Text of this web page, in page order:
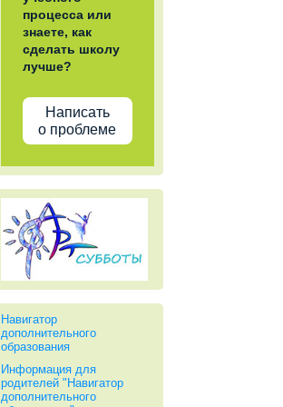
процесса или
знаете, как
сделать школу
лучше?
Написать
о проблеме
Навигатор
дополнительного
образования
Информация для
родителей "Навигатор
дополнительного